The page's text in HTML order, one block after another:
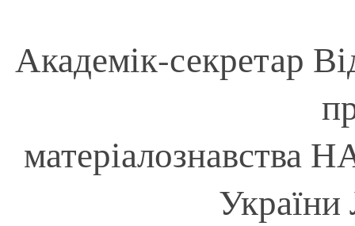
Академік-секретар
матеріалознавства